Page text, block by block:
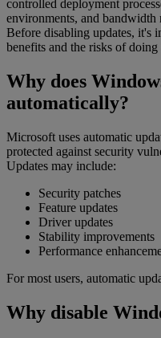
controlled deployment
environments, and bandwidth
Before disabling updates, it's
benefits and the risks of doing
Why does
automatically?
Microsoft uses automatic
protected against security
Updates may include:
Security patches
Feature updates
Driver updates
Stability improvements
Performance
For most users, automatic
Why disable